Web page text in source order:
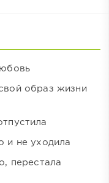
образ жизни
и не уходила
перестала